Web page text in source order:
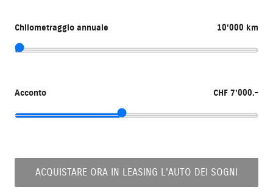
Chilometraggio annuale 10'000 km
Acconto CHF 7'000.–
ACQUISTARE ORA IN LEASING L'AUTO DEI SOGNI